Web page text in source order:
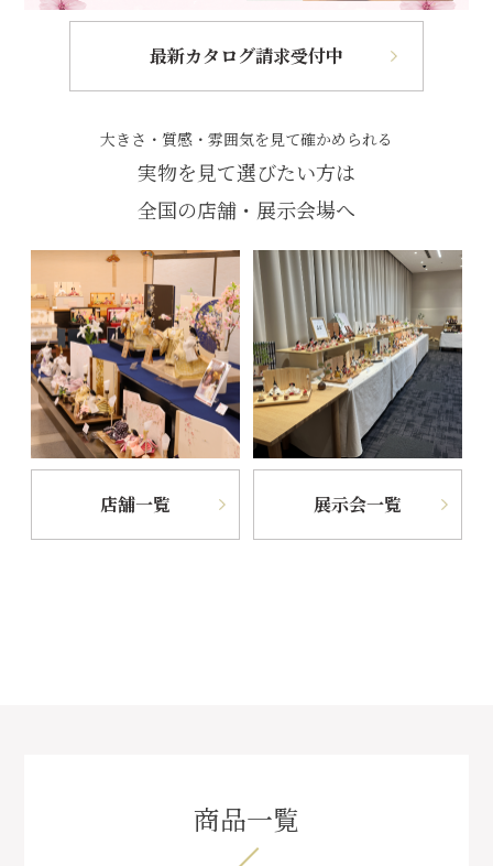
最新カタログ請求受付中
大きさ・質感・雰囲気を見て確かめられる
実物を見て選びたい方は
全国の店舗・展示会場へ
店舗一覧 展示会一覧
商品一覧